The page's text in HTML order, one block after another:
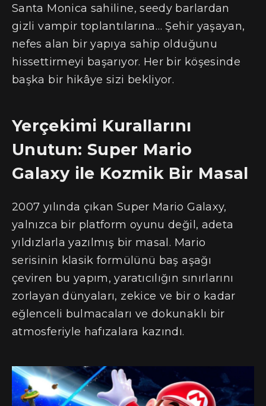
Santa Monica sahiline, seedy barlardan
gizli vampir toplantılarına… Şehir yaşayan,
nefes alan bir yapıya sahip olduğunu
hissettirmeyi başarıyor. Her bir köşesinde
başka bir hikâye sizi bekliyor.
Yerçekimi Kurallarını
Unutun: Super Mario
Galaxy ile Kozmik Bir Masal
2007 yılında çıkan Super Mario Galaxy,
yalnızca bir platform oyunu değil, adeta
yıldızlarla yazılmış bir masal. Mario
serisinin klasik formülünü baş aşağı
çeviren bu yapım, yaratıcılığın sınırlarını
zorlayan dünyaları, zekice ve bir o kadar
eğlenceli bulmacaları ve dokunaklı bir
atmosferiyle hafızalara kazındı.